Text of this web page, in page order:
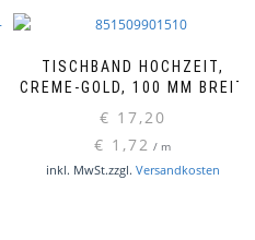
TISCHBAND HOCHZEIT,
CREME-GOLD, 100 MM BREIT
€ 17,20
€ 1,72 / m
inkl. MwSt.zzgl. Versandkosten